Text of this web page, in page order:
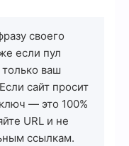
своего
если пул
ваш
сайт просит
— это 100%
URL и не
ссылкам.